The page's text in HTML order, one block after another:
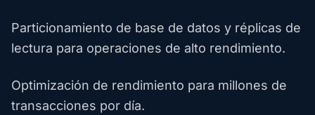
Particionamiento de base de datos y réplicas de
lectura para operaciones de alto rendimiento.
Optimización de rendimiento para millones de
transacciones por día.